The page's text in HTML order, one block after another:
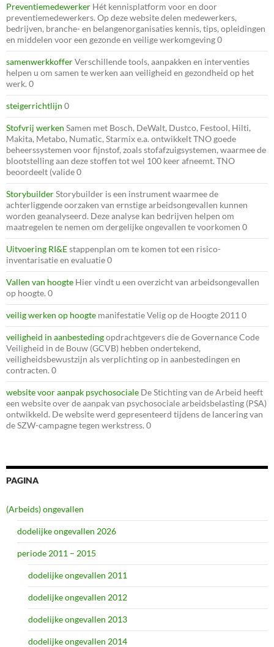
Preventiemedewerker Hét kennisplatform voor en door
preventiemedewerkers. Op deze website delen medewerkers,
bedrijven, branche- en belangenorganisaties kennis, tips, opleidingen
en middelen voor een gezonde en veilige werkomgeving 0
samenwerkkofferVerschillende tools, aanpakken en interventies
helpen u om samen te werken aan veiligheid en gezondheid op het
werk. 0
steigerrichtlijn 0
Stofvrij werken Samen met Bosch, DeWalt, Dustco, Festool, Hilti,
Makita, Metabo, Numatic, Starmix e.a. ontwikkelt TNO goede
beheerssystemen voor fijnstof, zoals stofafzuigsystemen, waarmee de
blootstelling aan deze stoffen tot wel 100 keer afneemt. TNO
beoordeelt (valide 0
StorybuilderStorybuilder is een instrument waarmee de
achterliggende oorzaken van ernstige arbeidsongevallen kunnen
worden geanalyseerd. Deze analyse kan bedrijven helpen om
maatregelen te nemen om dergelijke ongevallen te voorkomen 0
Uitvoering RI&Estappenplan om te komen tot een risico-
inventarisatie en evaluatie 0
Vallen van hoogte Hier vindt u een overzicht van arbeidsongevallen
op hoogte. 0
veilig werken op hoogte manifestatie Velig op de Hoogte 2011 0
veiligheid in aanbestedingopdrachtgevers die de Governance Code
Veiligheid in de Bouw (GCVB) hebben ondertekend,
veiligheidsbewustzijn als verplichting op in aanbestedingen en
contracten. 0
website voor aanpak psychosociale De Stichting van de Arbeid heeft
een website over de aanpak van psychosociale arbeidsbelasting (PSA)
ontwikkeld. De website werd gepresenteerd tijdens de lancering van
de SZW-campagne tegen werkstress. 0
PAGINA
(Arbeids) ongevallen
dodelijke ongevallen 2026
periode 2011 – 2015
dodelijke ongevallen 2011
dodelijke ongevallen 2012
dodelijke ongevallen 2013
dodelijke ongevallen 2014